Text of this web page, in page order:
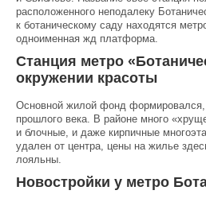
расположенного неподалеку
к ботаническому саду находятся
одноименная жд платформа.
Станция метро
окружении красоты
Основной жилой фонд формировался,
прошлого века. В районе много
и блочные, и даже кирпичные
удален от центра, цены на жилье
лояльны.
Новостройки у метро